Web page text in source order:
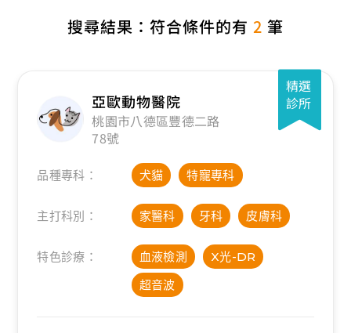
搜尋結果：符合條件的有 2 筆
精選
診所
亞歐動物醫院
桃園市八德區豐德二路
78號
品種專科： 犬貓 特寵專科
主打科別： 家醫科 牙科 皮膚科
特色診療： 血液檢測
X光-DR
超音波